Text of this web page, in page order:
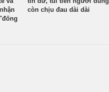
còn chịu đau dài dài